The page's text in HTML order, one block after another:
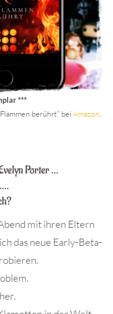
***
berührt” bei Amazon
Porter …
mit ihren Eltern
das neue Early-Beta-